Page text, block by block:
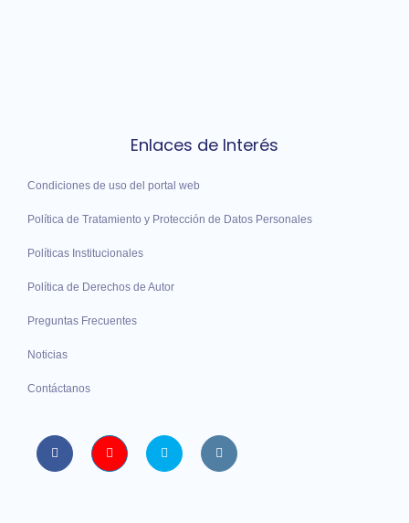
Enlaces de Interés
Condiciones de uso del portal web
Política de Tratamiento y Protección de Datos Personales
Políticas Institucionales
Política de Derechos de Autor
Preguntas Frecuentes
Noticias
Contáctanos
Facebook Youtube twitter instagram